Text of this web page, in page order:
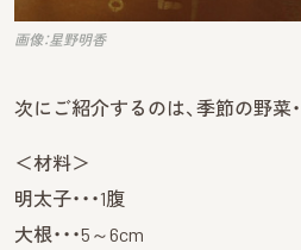
画像：星野明香
次にご紹介するのは、季節の野菜
＜材料＞
明太子・・・1腹
大根・・・5～6cm